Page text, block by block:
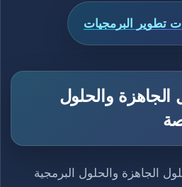
تطوير البرمجيات
الجاهزة والحلول
الجاهزة والحلول البرمجية